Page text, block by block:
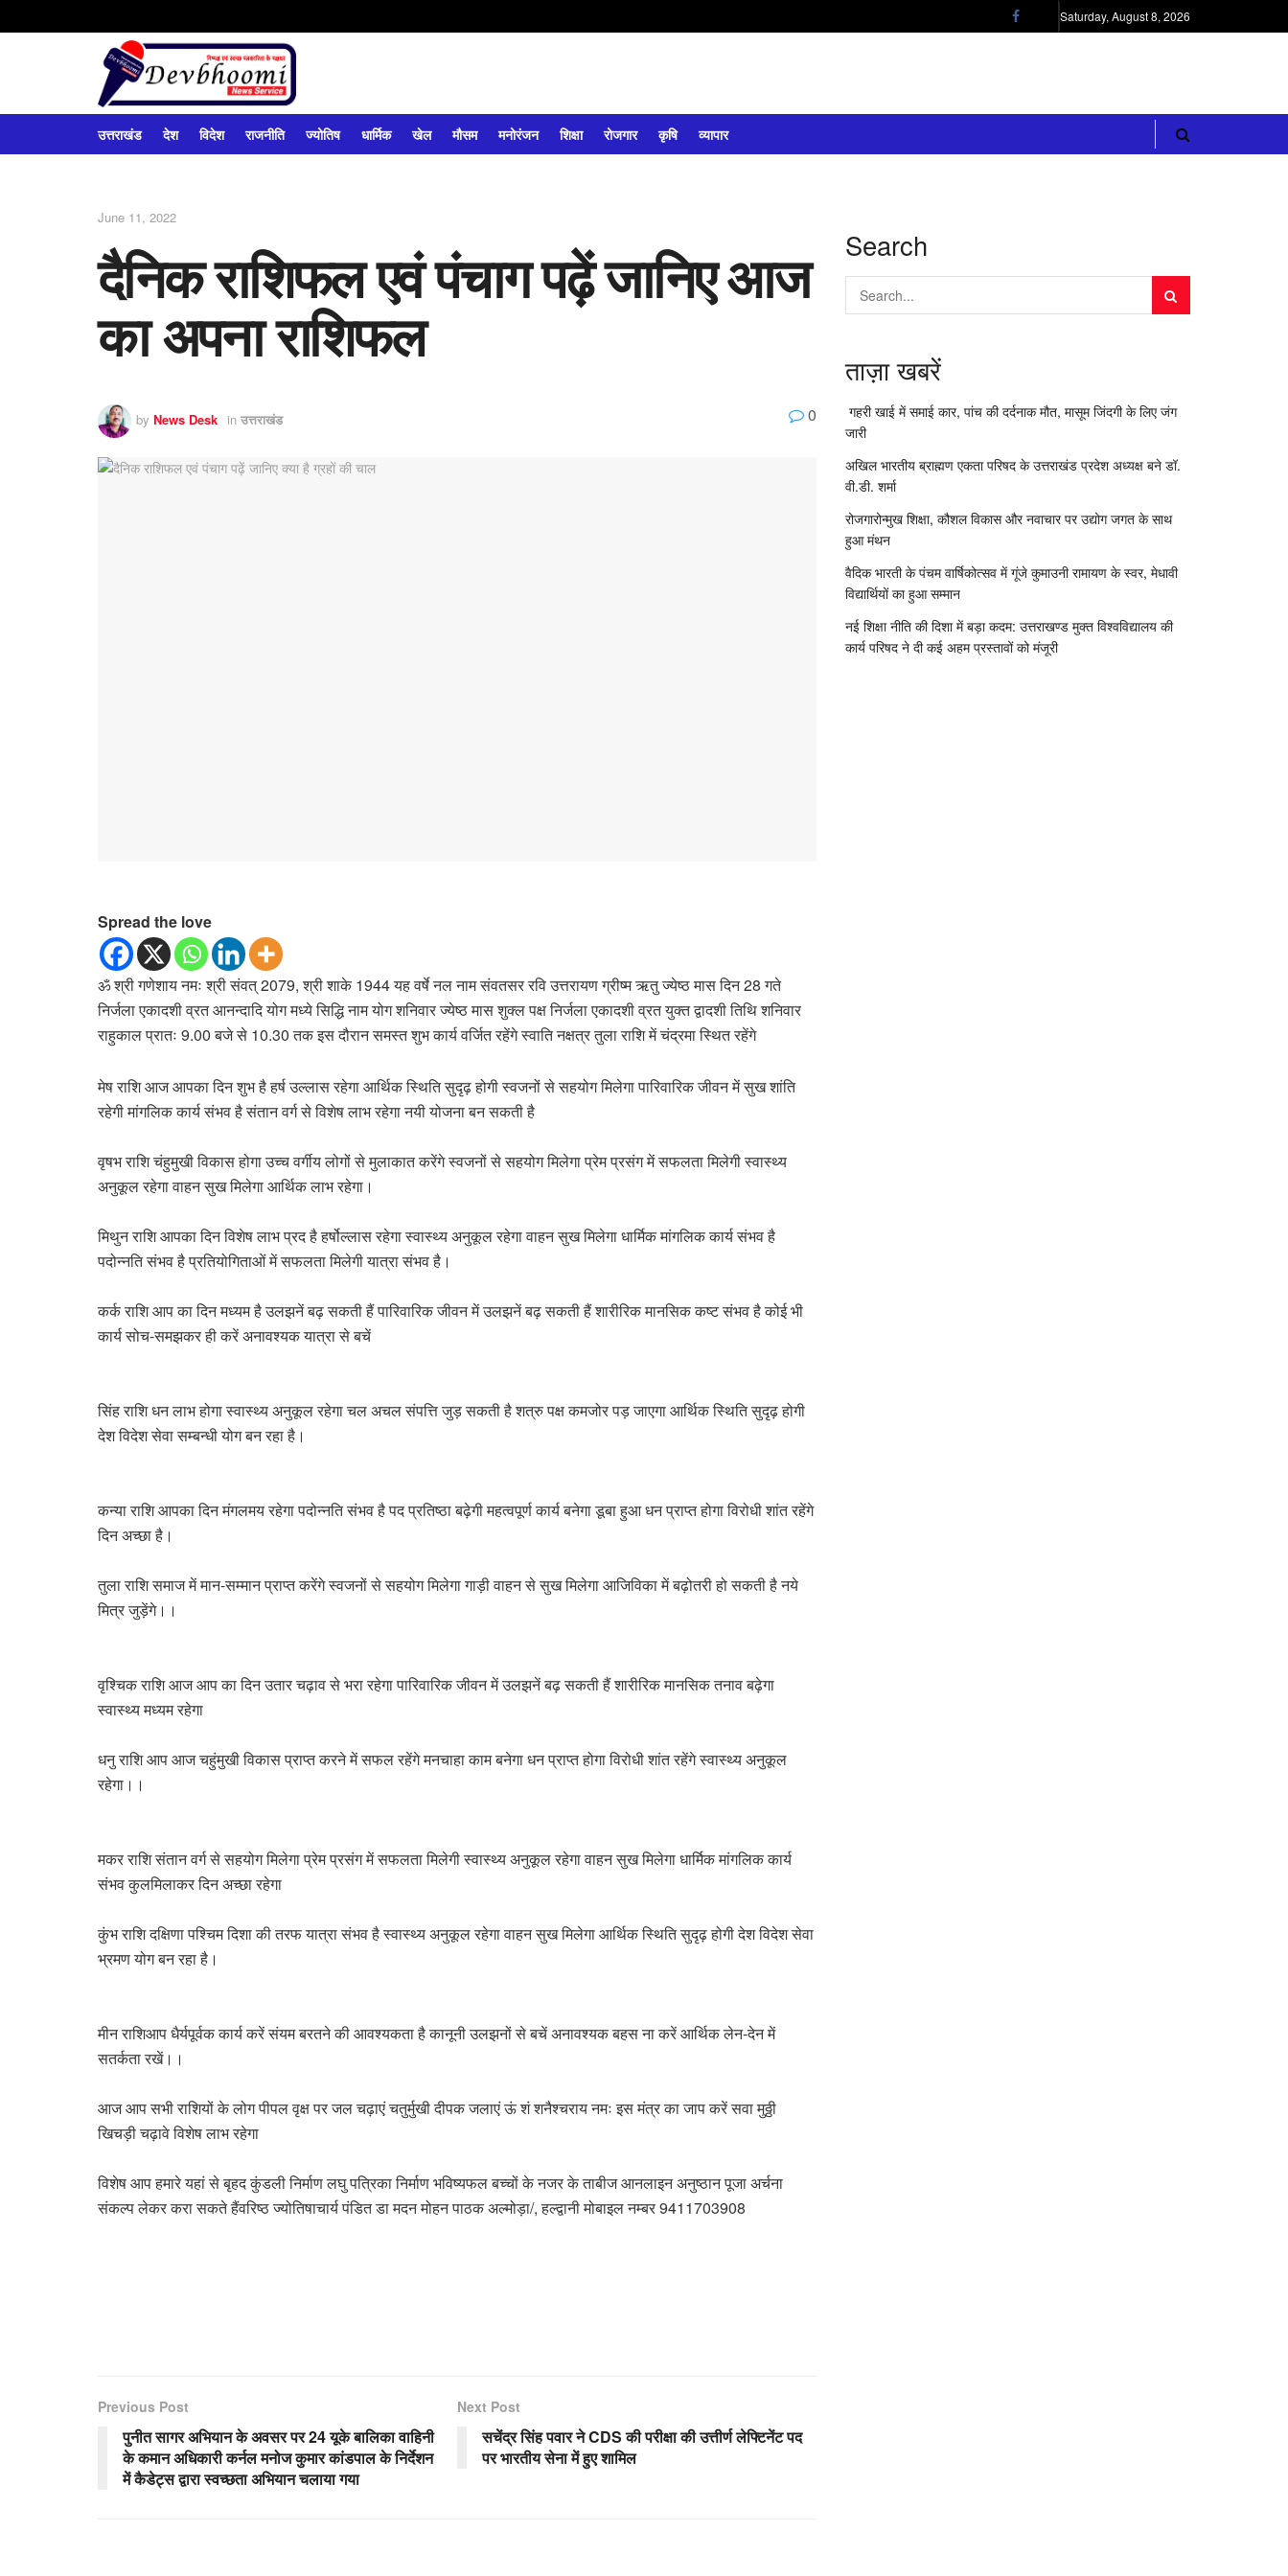
Saturday, August 8, 2026
उत्तराखंड देश विदेश राजनीति ज्योतिष धार्मिक खेल मौसम मनोरंजन शिक्षा रोजगार कृषि व्यापार
June 11, 2022
दैनिक राशिफल एवं पंचाग पढ़ें जानिए आज
का अपना राशिफल
by News Desk in उत्तराखंड 0
Spread the love
ॐ श्री गणेशाय नमः श्री संवत् 2079, श्री शाके 1944 यह वर्षे नल नाम संवतसर रवि उत्तरायण ग्रीष्म ऋतु ज्येष्ठ मास दिन 28 गते
निर्जला एकादशी व्रत आनन्दादि योग मध्ये सिद्धि नाम योग शनिवार ज्येष्ठ मास शुक्ल पक्ष निर्जला एकादशी व्रत युक्त द्वादशी तिथि शनिवार
राहुकाल प्रातः 9.00 बजे से 10.30 तक इस दौरान समस्त शुभ कार्य वर्जित रहेंगे स्वाति नक्षत्र तुला राशि में चंद्रमा स्थित रहेंगे
मेष राशि आज आपका दिन शुभ है हर्ष उल्लास रहेगा आर्थिक स्थिति सुदृढ़ होगी स्वजनों से सहयोग मिलेगा पारिवारिक जीवन में सुख शांति
रहेगी मांगलिक कार्य संभव है संतान वर्ग से विशेष लाभ रहेगा नयी योजना बन सकती है
वृषभ राशि चंहुमुखी विकास होगा उच्च वर्गीय लोगों से मुलाकात करेंगे स्वजनों से सहयोग मिलेगा प्रेम प्रसंग में सफलता मिलेगी स्वास्थ्य
अनुकूल रहेगा वाहन सुख मिलेगा आर्थिक लाभ रहेगा।
मिथुन राशि आपका दिन विशेष लाभ प्रद है हर्षोल्लास रहेगा स्वास्थ्य अनुकूल रहेगा वाहन सुख मिलेगा धार्मिक मांगलिक कार्य संभव है
पदोन्नति संभव है प्रतियोगिताओं में सफलता मिलेगी यात्रा संभव है।
कर्क राशि आप का दिन मध्यम है उलझनें बढ़ सकती हैं पारिवारिक जीवन में उलझनें बढ़ सकती हैं शारीरिक मानसिक कष्ट संभव है कोई भी
कार्य सोच-समझकर ही करें अनावश्यक यात्रा से बचें
सिंह राशि धन लाभ होगा स्वास्थ्य अनुकूल रहेगा चल अचल संपत्ति जुड़ सकती है शत्रु पक्ष कमजोर पड़ जाएगा आर्थिक स्थिति सुदृढ़ होगी
देश विदेश सेवा सम्बन्धी योग बन रहा है।
कन्या राशि आपका दिन मंगलमय रहेगा पदोन्नति संभव है पद प्रतिष्ठा बढ़ेगी महत्वपूर्ण कार्य बनेगा डूबा हुआ धन प्राप्त होगा विरोधी शांत रहेंगे
दिन अच्छा है।
तुला राशि समाज में मान-सम्मान प्राप्त करेंगे स्वजनों से सहयोग मिलेगा गाड़ी वाहन से सुख मिलेगा आजिविका में बढ़ोतरी हो सकती है नये
मित्र जुड़ेंगे।।
वृश्चिक राशि आज आप का दिन उतार चढ़ाव से भरा रहेगा पारिवारिक जीवन में उलझनें बढ़ सकती हैं शारीरिक मानसिक तनाव बढ़ेगा
स्वास्थ्य मध्यम रहेगा
धनु राशि आप आज चहुंमुखी विकास प्राप्त करने में सफल रहेंगे मनचाहा काम बनेगा धन प्राप्त होगा विरोधी शांत रहेंगे स्वास्थ्य अनुकूल
रहेगा।।
मकर राशि संतान वर्ग से सहयोग मिलेगा प्रेम प्रसंग में सफलता मिलेगी स्वास्थ्य अनुकूल रहेगा वाहन सुख मिलेगा धार्मिक मांगलिक कार्य
संभव कुलमिलाकर दिन अच्छा रहेगा
कुंभ राशि दक्षिणा पश्चिम दिशा की तरफ यात्रा संभव है स्वास्थ्य अनुकूल रहेगा वाहन सुख मिलेगा आर्थिक स्थिति सुदृढ़ होगी देश विदेश सेवा
भ्रमण योग बन रहा है।
मीन राशिआप धैर्यपूर्वक कार्य करें संयम बरतने की आवश्यकता है कानूनी उलझनों से बचें अनावश्यक बहस ना करें आर्थिक लेन-देन में
सतर्कता रखें।।
आज आप सभी राशियों के लोग पीपल वृक्ष पर जल चढ़ाएं चतुर्मुखी दीपक जलाएं ऊं शं शनैश्चराय नमः इस मंत्र का जाप करें सवा मुठ्ठी
खिचड़ी चढ़ावे विशेष लाभ रहेगा
विशेष आप हमारे यहां से बृहद कुंडली निर्माण लघु पत्रिका निर्माण भविष्यफल बच्चों के नजर के ताबीज आनलाइन अनुष्ठान पूजा अर्चना
संकल्प लेकर करा सकते हैंवरिष्ठ ज्योतिषाचार्य पंडित डा मदन मोहन पाठक अल्मोड़ा/, हल्द्वानी मोबाइल नम्बर 9411703908
Previous Post
पुनीत सागर अभियान के अवसर पर 24 यूके बालिका वाहिनी
के कमान अधिकारी कर्नल मनोज कुमार कांडपाल के निर्देशन
में कैडेट्स द्वारा स्वच्छता अभियान चलाया गया
Next Post
सचेंद्र सिंह पवार ने CDS की परीक्षा की उत्तीर्ण लेफ्टिनेंट पद
पर भारतीय सेना में हुए शामिल
Search
ताज़ा खबरें
गहरी खाई में समाई कार, पांच की दर्दनाक मौत, मासूम जिंदगी के लिए जंग
जारी
अखिल भारतीय ब्राह्मण एकता परिषद के उत्तराखंड प्रदेश अध्यक्ष बने डॉ.
वी.डी. शर्मा
रोजगारोन्मुख शिक्षा, कौशल विकास और नवाचार पर उद्योग जगत के साथ
हुआ मंथन
वैदिक भारती के पंचम वार्षिकोत्सव में गूंजे कुमाउनी रामायण के स्वर, मेधावी
विद्यार्थियों का हुआ सम्मान
नई शिक्षा नीति की दिशा में बड़ा कदम: उत्तराखण्ड मुक्त विश्वविद्यालय की
कार्य परिषद ने दी कई अहम प्रस्तावों को मंजूरी